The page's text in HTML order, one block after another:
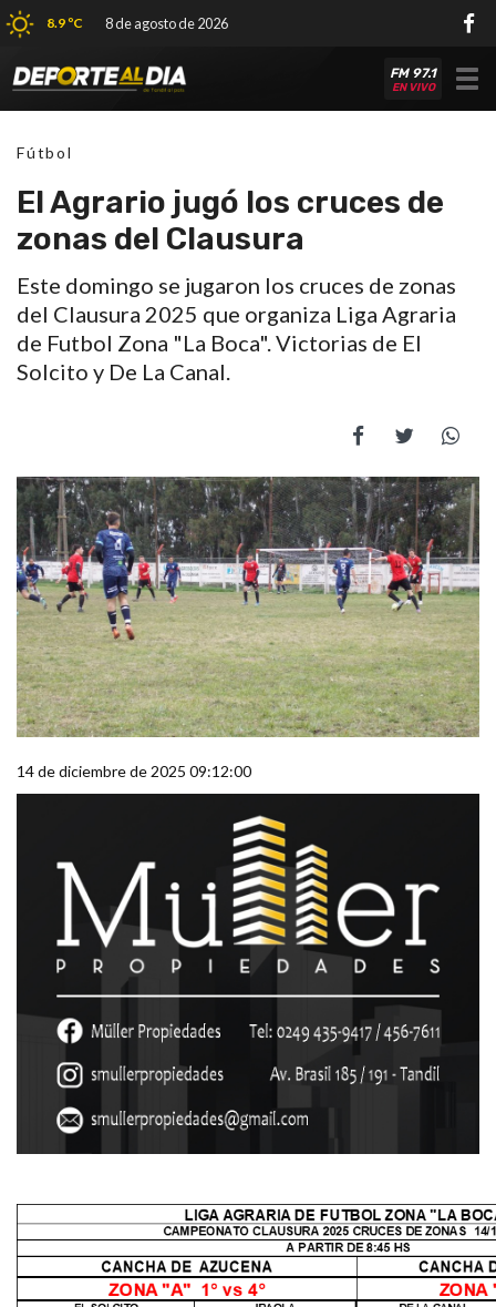
8.9 ºC 8 de agosto de 2026
FM 97.1
EN VIVO
Fútbol
El Agrario jugó los cruces de
zonas del Clausura
Este domingo se jugaron los cruces de zonas
del Clausura 2025 que organiza Liga Agraria
de Futbol Zona "La Boca". Victorias de El
Solcito y De La Canal.
14 de diciembre de 2025 09:12:00